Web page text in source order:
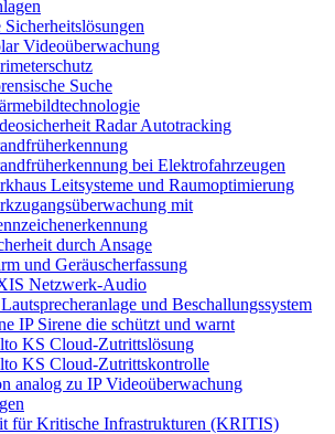
Sicherheitslösungen
Videoüberwachung
Suche
Radar Autotracking​
bei Elektrofahrzeugen
Leitsysteme und Raumoptimierung
mit
durch Ansage
und Geräuscherfassung
Netzwerk-Audio
und Beschallungssystem
IP Sirene die schützt und warnt
KS Cloud-Zutrittslösung
KS Cloud-Zutrittskontrolle
analog zu IP Videoüberwachung
für Kritische Infrastrukturen (KRITIS)